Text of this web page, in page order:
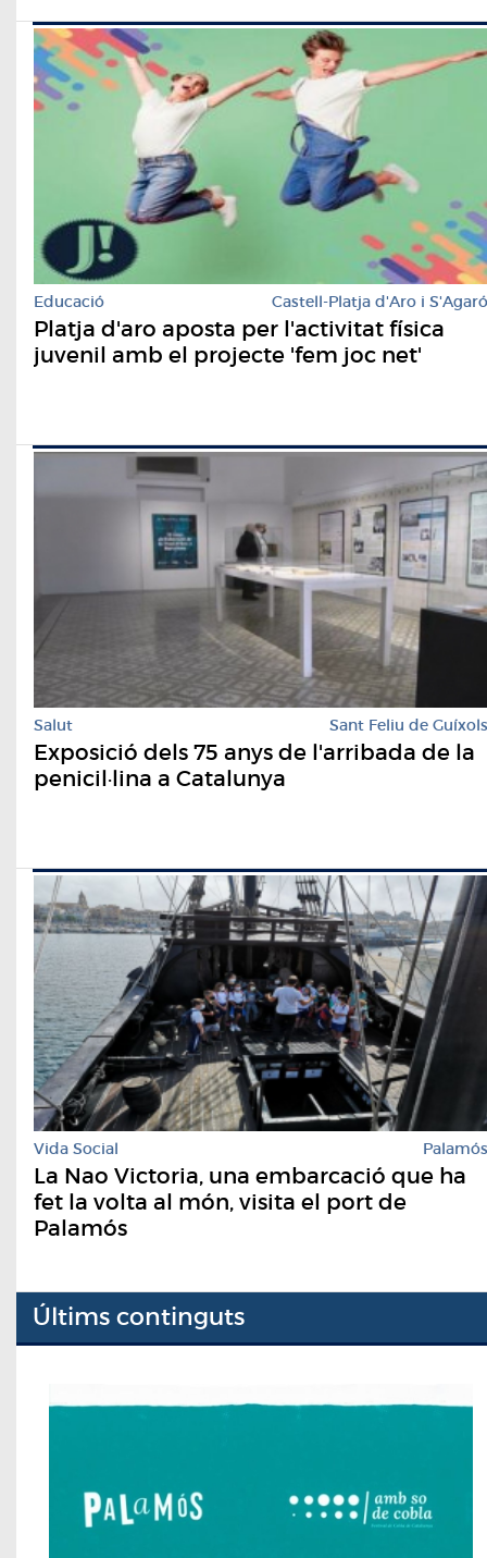
Educació Castell-Platja d'Aro i S'Agaró
Platja d'aro aposta per l'activitat física
juvenil amb el projecte 'fem joc net'
Salut Sant Feliu de Guíxols
Exposició dels 75 anys de l'arribada de la
penicil·lina a Catalunya
Vida Social Palamós
La Nao Victoria, una embarcació que ha
fet la volta al món, visita el port de
Palamós
Últims continguts